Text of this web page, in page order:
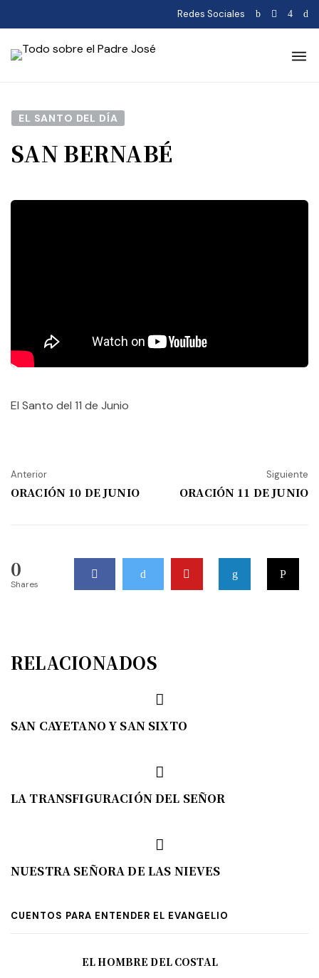
Redes Sociales
EL SANTO DEL DÍA
SAN BERNABÉ
El Santo del 11 de Junio
Anterior
ORACIÓN 10 DE JUNIO
Siguiente
ORACIÓN 11 DE JUNIO
0
Shares
RELACIONADOS
SAN CAYETANO Y SAN SIXTO
LA TRANSFIGURACIÓN DEL SEÑOR
NUESTRA SEÑORA DE LAS NIEVES
CUENTOS PARA ENTENDER EL EVANGELIO
EL HOMBRE DEL COSTAL